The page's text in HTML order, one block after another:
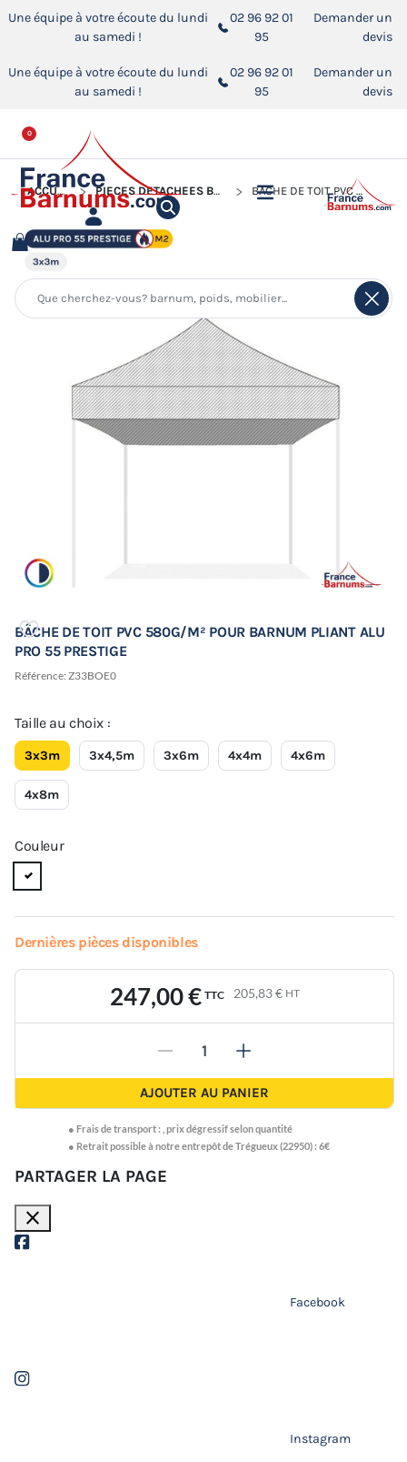
Une équipe à votre écoute du lundi
au samedi !
02 96 92 01
95
Demander un
devis
Une équipe à votre écoute du lundi
au samedi !
02 96 92 01
95
Demander un
devis
0
ACCUEIL PIÈCES DÉTACHÉES BARNUMS PLIANTS BÂCHE DE TOIT PVC 580G/M² POUR BARNUM PLIANT ALU PRO 55 PRESTIGE
BÂCHE DE TOIT PVC 580G/M² POUR BARNUM PLIANT ALU
PRO 55 PRESTIGE
Référence: Z33BOE0
Taille au choix :
3x3m 3x4,5m 3x6m 4x4m 4x6m
4x8m
Couleur
Dernières pièces disponibles
247,00 € TTC 205,83 € HT
- +
AJOUTER AU PANIER
● Frais de transport : prix dégressif selon quantité
● Retrait possible à notre entrepôt de Trégueux (22950) : 6€
PARTAGER LA PAGE
close
Facebook
Instagram